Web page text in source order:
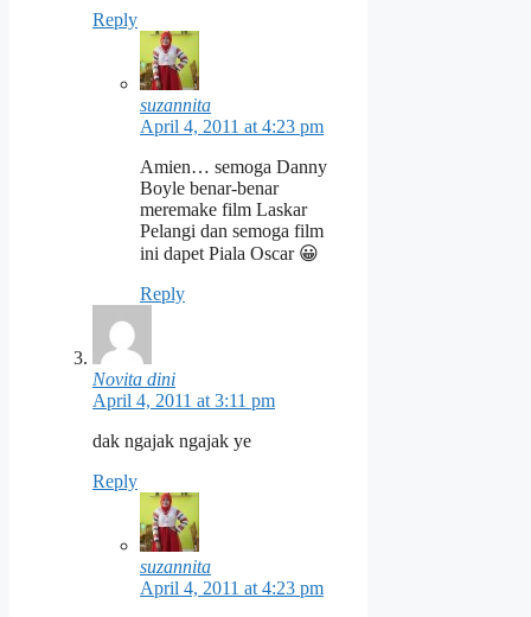
Reply
suzannita
April 4, 2011 at 4:23 pm
Amien… semoga Danny
Boyle benar-benar
meremake film Laskar
Pelangi dan semoga film
ini dapet Piala Oscar 😀
Reply
Novita dini
April 4, 2011 at 3:11 pm
dak ngajak ngajak ye
Reply
suzannita
April 4, 2011 at 4:23 pm